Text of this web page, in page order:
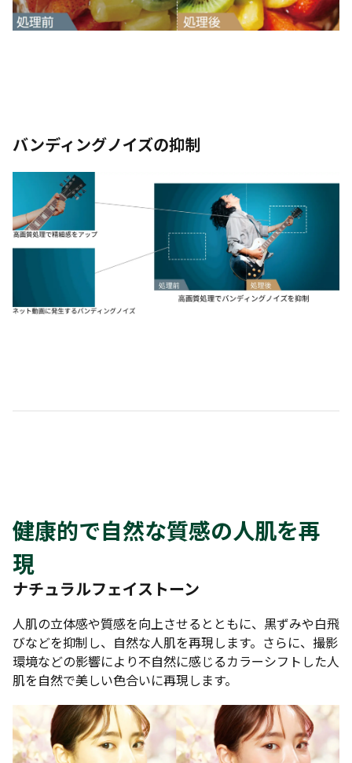
バンディングノイズの抑制
健康的で自然な質感の人肌を再
現
ナチュラルフェイストーン
人肌の立体感や質感を向上させるとともに、黒ずみや白飛
びなどを抑制し、自然な人肌を再現します。さらに、撮影
環境などの影響により不自然に感じるカラーシフトした人
肌を自然で美しい色合いに再現します。